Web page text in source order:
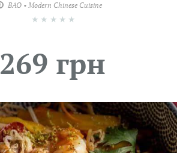
BAO • Modern Chinese Cuisine
★
★
★
★
★
269 грн